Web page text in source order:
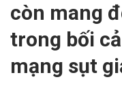
còn mang
trong bối
mạng sụt